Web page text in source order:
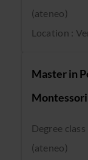
(ateneo)
Location :
Master in
Degree
(ateneo)